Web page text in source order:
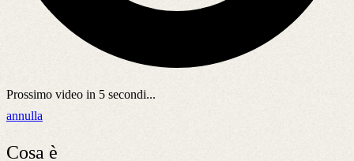
Prossimo video in 5 secondi...
annulla
Cosa è